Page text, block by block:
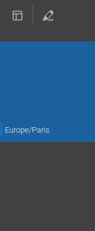
Europe/Paris